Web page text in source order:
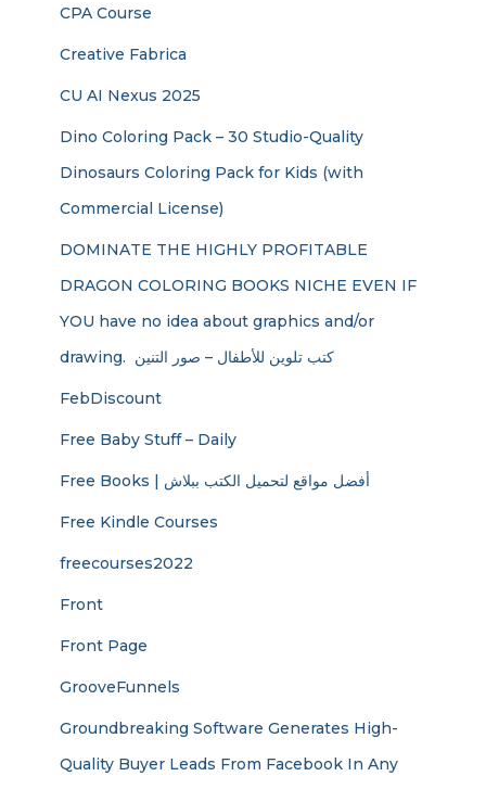
CPA Course
Creative Fabrica
CU AI Nexus 2025
Dino Coloring Pack – 30 Studio-Quality
Dinosaurs Coloring Pack for Kids (with
Commercial License)
DOMINATE THE HIGHLY PROFITABLE
DRAGON COLORING BOOKS NICHE EVEN IF
YOU have no idea about graphics and/or
drawing. ​ كتب تلوين للأطفال – صور التنين
FebDiscount
Free Baby Stuff – Daily
Free Books | أفضل مواقع لتحميل الكتب ببلاش
Free Kindle Courses
freecourses2022
Front
Front Page
GrooveFunnels
Groundbreaking Software Generates High-
Quality Buyer Leads From Facebook In Any